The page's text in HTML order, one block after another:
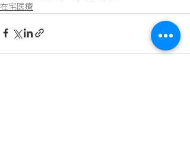
在宅医療